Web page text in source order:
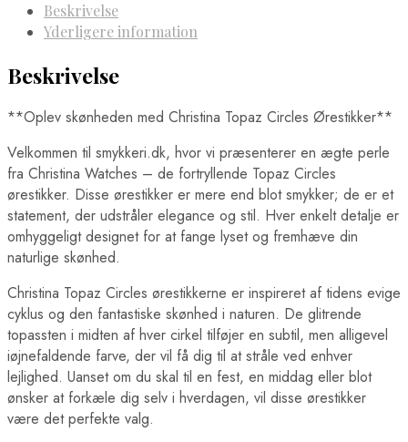
Beskrivelse
Yderligere information
Beskrivelse
**Oplev skønheden med Christina Topaz Circles Ørestikker**
Velkommen til smykkeri.dk, hvor vi præsenterer en ægte perle
fra Christina Watches – de fortryllende Topaz Circles
ørestikker. Disse ørestikker er mere end blot smykker; de er et
statement, der udstråler elegance og stil. Hver enkelt detalje er
omhyggeligt designet for at fange lyset og fremhæve din
naturlige skønhed.
Christina Topaz Circles ørestikkerne er inspireret af tidens evige
cyklus og den fantastiske skønhed i naturen. De glitrende
topassten i midten af hver cirkel tilføjer en subtil, men alligevel
iøjnefaldende farve, der vil få dig til at stråle ved enhver
lejlighed. Uanset om du skal til en fest, en middag eller blot
ønsker at forkæle dig selv i hverdagen, vil disse ørestikker
være det perfekte valg.